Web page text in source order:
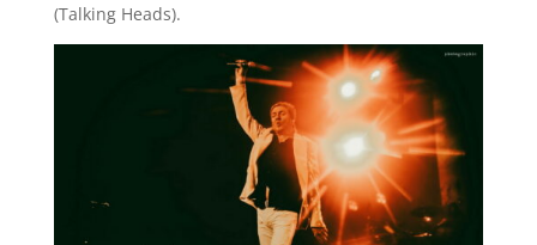
(Talking Heads).